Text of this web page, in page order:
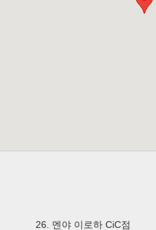
26. 멘야 이로하 CiC점